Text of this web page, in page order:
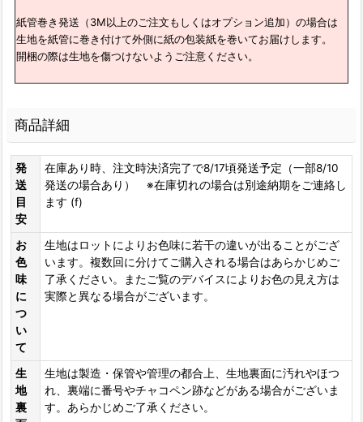
紙管巻き発送（3M以上のご注文もしくはオプション追加）の場合は
生地を紙管に巻き付けて外側に紙の包装紙を巻いてお届けします。
開梱の際は生地を傷つけないようご注意ください。
商品詳細
発
送
目
安
在庫あり時、注文時決済完了で8/17頃発送予定（一部8/10
発送の場合あり） ※在庫切れの場合は別途納期をご連絡し
ます (f)
お
色
味
に
つ
い
て
生地はロットによりお色味に若干の違いが出ることがござ
います。複数回に分けてご購入される場合はあらかじめご
了承ください。またご覧のデバイスによりお色の見え方は
実際と異なる場合がございます。
生
地
裏
生地は製造・保管や管理の都合上、生地裏面に汚れやほつ
れ、裏端に番号やチャコペン跡などがある場合がございま
す。あらかじめご了承ください。